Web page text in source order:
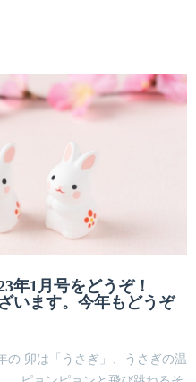
年1月号をどうぞ！
います。今年もどうぞ
の 卯は「うさぎ」、うさぎの温